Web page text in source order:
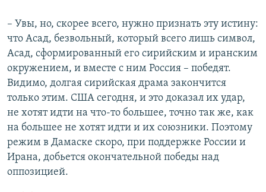
– Увы, но, скорее всего, нужно признать эту истину:
что Асад, безвольный, который всего лишь символ,
Асад, сформированный его сирийским и иранским
окружением, и вместе с ним Россия – победят.
Видимо, долгая сирийская драма закончится
только этим. США сегодня, и это доказал их удар,
не хотят идти на что-то большее, точно так же, как
на большее не хотят идти и их союзники. Поэтому
режим в Дамаске скоро, при поддержке России и
Ирана, добьется окончательной победы над
оппозицией.